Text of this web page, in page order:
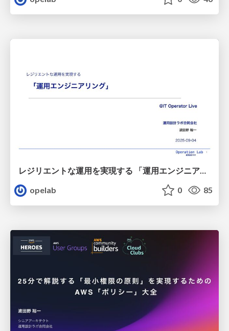
レジリエントな運用を実現する 「運用エンジニアリング」/20250904-itmedia-operation-resilience
opelab
0 85